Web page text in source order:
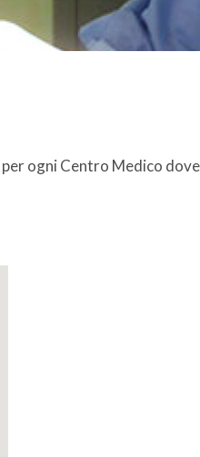
ogni Centro Medico